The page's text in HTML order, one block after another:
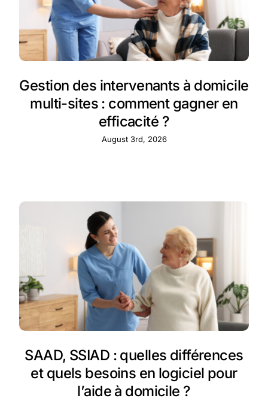
Gestion des intervenants à domicile
multi-sites : comment gagner en
efficacité ?
August 3rd, 2026
SAAD, SSIAD : quelles différences
et quels besoins en logiciel pour
l’aide à domicile ?